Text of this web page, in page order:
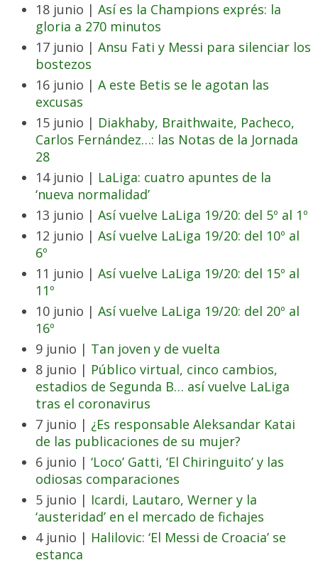
18 junio | Así es la Champions exprés: la
gloria a 270 minutos
17 junio | Ansu Fati y Messi para silenciar los
bostezos
16 junio | A este Betis se le agotan las
excusas
15 junio | Diakhaby, Braithwaite, Pacheco,
Carlos Fernández…: las Notas de la Jornada
28
14 junio | LaLiga: cuatro apuntes de la
‘nueva normalidad’
13 junio | Así vuelve LaLiga 19/20: del 5º al 1º
12 junio | Así vuelve LaLiga 19/20: del 10º al
6º
11 junio | Así vuelve LaLiga 19/20: del 15º al
11º
10 junio | Así vuelve LaLiga 19/20: del 20º al
16º
9 junio | Tan joven y de vuelta
8 junio | Público virtual, cinco cambios,
estadios de Segunda B… así vuelve LaLiga
tras el coronavirus
7 junio | ¿Es responsable Aleksandar Katai
de las publicaciones de su mujer?
6 junio | ‘Loco’ Gatti, ‘El Chiringuito’ y las
odiosas comparaciones
5 junio | Icardi, Lautaro, Werner y la
‘austeridad’ en el mercado de fichajes
4 junio | Halilovic: ‘El Messi de Croacia’ se
estanca